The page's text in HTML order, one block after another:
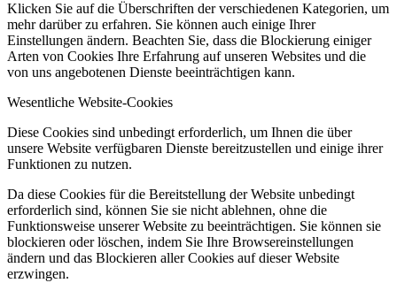
Klicken Sie auf die Überschriften der verschiedenen Kategorien, um
mehr darüber zu erfahren. Sie können auch einige Ihrer
Einstellungen ändern. Beachten Sie, dass die Blockierung einiger
Arten von Cookies Ihre Erfahrung auf unseren Websites und die
von uns angebotenen Dienste beeinträchtigen kann.
Wesentliche Website-Cookies
Diese Cookies sind unbedingt erforderlich, um Ihnen die über
unsere Website verfügbaren Dienste bereitzustellen und einige ihrer
Funktionen zu nutzen.
Da diese Cookies für die Bereitstellung der Website unbedingt
erforderlich sind, können Sie sie nicht ablehnen, ohne die
Funktionsweise unserer Website zu beeinträchtigen. Sie können sie
blockieren oder löschen, indem Sie Ihre Browsereinstellungen
ändern und das Blockieren aller Cookies auf dieser Website
erzwingen.